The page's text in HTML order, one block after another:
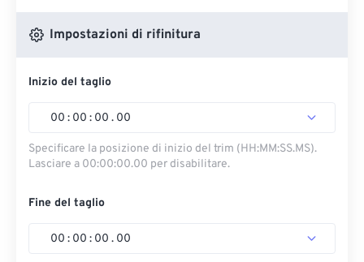
Impostazioni di rifinitura
Inizio del taglio
00 : 00 : 00 . 00
Specificare la posizione di inizio del trim (HH:MM:SS.MS).
Lasciare a 00:00:00.00 per disabilitare.
Fine del taglio
00 : 00 : 00 . 00